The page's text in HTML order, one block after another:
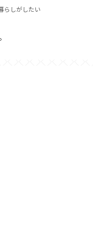
らしがしたい